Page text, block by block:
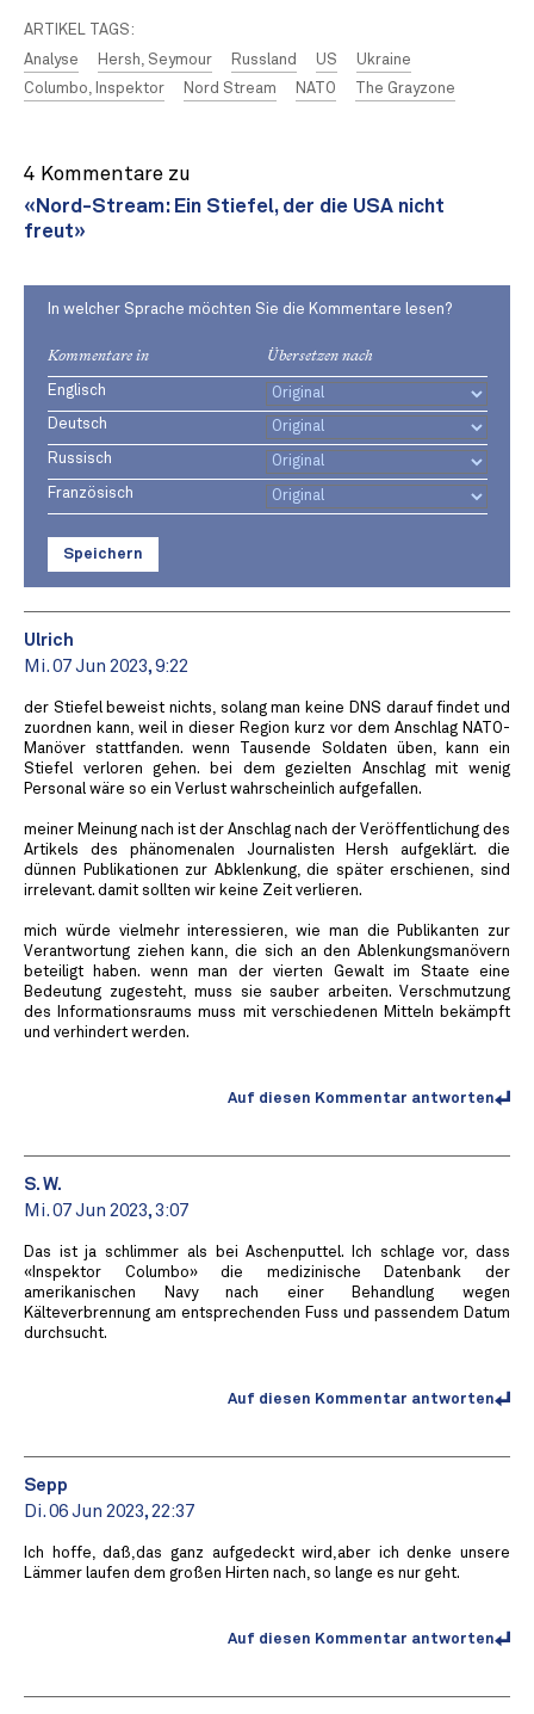
ARTIKEL TAGS:
Analyse
Hersh, Seymour Russland US
Ukraine
Columbo, Inspektor
Nord Stream NATO The Grayzone
4 Kommentare zu
«Nord-Stream: Ein Stiefel, der die USA nicht
freut»
In welcher Sprache möchten Sie die Kommentare lesen?
Kommentare in Übersetzen nach
Englisch
Deutsch
Russisch
Französisch
Speichern
Ulrich
Mi. 07 Jun 2023, 9:22
der Stiefel beweist nichts, solang man keine DNS darauf findet und
zuordnen kann, weil in dieser Region kurz vor dem Anschlag NATO-
Manöver stattfanden. wenn Tausende Soldaten üben, kann ein
Stiefel verloren gehen. bei dem gezielten Anschlag mit wenig
Personal wäre so ein Verlust wahrscheinlich aufgefallen.
meiner Meinung nach ist der Anschlag nach der Veröffentlichung des
Artikels des phänomenalen Journalisten Hersh aufgeklärt. die
dünnen Publikationen zur Abklenkung, die später erschienen, sind
irrelevant. damit sollten wir keine Zeit verlieren.
mich würde vielmehr interessieren, wie man die Publikanten zur
Verantwortung ziehen kann, die sich an den Ablenkungsmanövern
beteiligt haben. wenn man der vierten Gewalt im Staate eine
Bedeutung zugesteht, muss sie sauber arbeiten. Verschmutzung
des Informationsraums muss mit verschiedenen Mitteln bekämpft
und verhindert werden.
Auf diesen Kommentar antworten
S. W.
Mi. 07 Jun 2023, 3:07
Das ist ja schlimmer als bei Aschenputtel. Ich schlage vor, dass
«Inspektor Columbo» die medizinische Datenbank der
amerikanischen Navy nach einer Behandlung wegen
Kälteverbrennung am entsprechenden Fuss und passendem Datum
durchsucht.
Auf diesen Kommentar antworten
Sepp
Di. 06 Jun 2023, 22:37
Ich hoffe, daß,das ganz aufgedeckt wird,aber ich denke unsere
Lämmer laufen dem großen Hirten nach, so lange es nur geht.
Auf diesen Kommentar antworten